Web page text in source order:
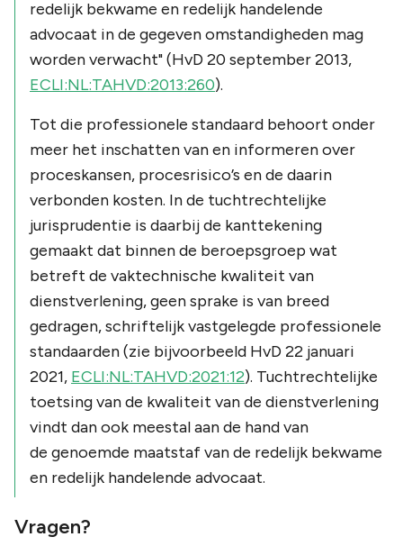
redelijk bekwame en redelijk handelende
advocaat in de gegeven omstandigheden mag
worden verwacht" (HvD 20 september 2013,
ECLI:NL:TAHVD:2013:260).
Tot die professionele standaard behoort onder
meer het inschatten van en informeren over
proceskansen, procesrisico’s en de daarin
verbonden kosten. In de tuchtrechtelijke
jurisprudentie is daarbij de kanttekening
gemaakt dat binnen de beroepsgroep wat
betreft de vaktechnische kwaliteit van
dienstverlening, geen sprake is van breed
gedragen, schriftelijk vastgelegde professionele
standaarden (zie bijvoorbeeld HvD 22 januari
2021, ECLI:NL:TAHVD:2021:12). Tuchtrechtelijke
toetsing van de kwaliteit van de dienstverlening
vindt dan ook meestal aan de hand van
de genoemde maatstaf van de redelijk bekwame
en redelijk handelende advocaat.
Vragen?